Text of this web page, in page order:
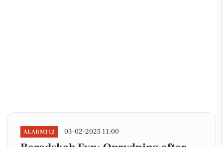
ALARM112 03-02-2025 11:00